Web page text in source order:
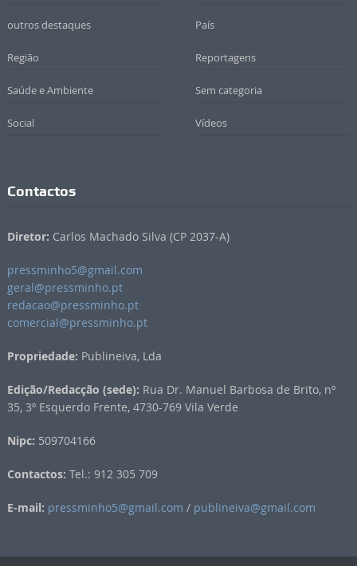
outros destaques País
Região Reportagens
Saúde e Ambiente Sem categoria
Social Vídeos
Contactos
Diretor: Carlos Machado Silva (CP 2037-A)
pressminho5@gmail.com
geral@pressminho.pt
redacao@pressminho.pt
comercial@pressminho.pt
Propriedade: Publineiva, Lda
Edição/Redacção (sede): Rua Dr. Manuel Barbosa de Brito, nº
35, 3º Esquerdo Frente, 4730-769 Vila Verde
Nipc: 509704166
Contactos: Tel.: 912 305 709
E-mail: pressminho5@gmail.com / publineiva@gmail.com